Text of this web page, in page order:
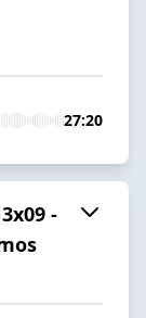
27:20
-